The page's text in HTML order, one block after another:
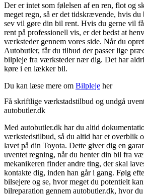
Der er intet som følelsen af en ren, flot og
meget regn, så er det tidskrævende, hvis du
sev vil gøre din bil rent. Hvis du gerne vil
rent på professionell vis, er det bedst at
værksteder gennem vores side. Når du
Autobutler, får du tilbud der passer lige
bilpleje fra værksteder nær dig. Det har
køre i en lækker bil.
Du kan læse mere om Bilpleje her
Få skriftlige værkstadstilbud og undgå
autobutler.dk
Med autobutler.dk har du altid
værkstedstilbud, så du altid har et overblik
lavet på din Toyota. Dette giver dig en
uventet regning, når du henter din bil fra
mekanikeren finder andre ting, der skal
kontakte dig, inden han går i gang. Følg
bilsejere og se, hvor meget du potentielt
bilreparation gennem autobutler.dk, hvor